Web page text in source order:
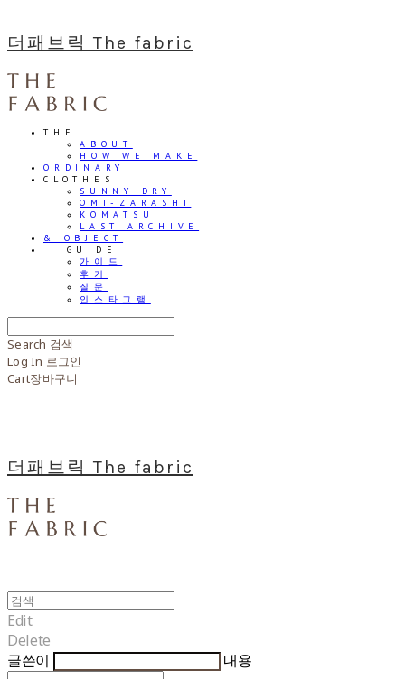
더패브릭 The fabric
THE
ABOUT
HOW WE MAKE
ORDINARY
CLOTHES
SUNNY DRY
OMI-ZARASHI
KOMATSU
LAST ARCHIVE
& OBJECT
⠀⠀GUIDE
가이드
후기
질문
인스타그램
Search 검색
Log In 로그인
Cart장바구니
더패브릭 The fabric
Edit
Delete
글쓴이
내용